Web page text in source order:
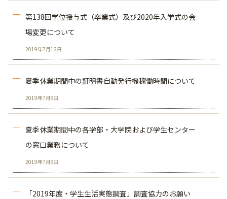
第138回学位授与式（卒業式）及び2020年入学式の会
場変更について
2019年7月12日
夏季休業期間中の証明書自動発行機稼働時間について
2019年7月9日
夏季休業期間中の各学部・大学院および学生センター
の窓口業務について
2019年7月9日
「2019年度・学生生活実態調査」調査協力のお願い